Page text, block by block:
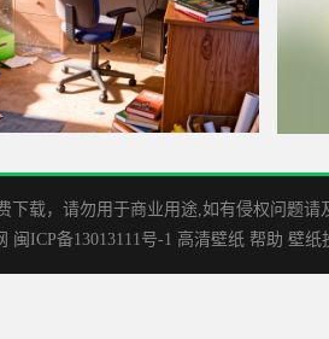
下载，请勿用于商业用途,如有侵权问题
闽ICP备13013111号-1 高清壁纸 帮助 壁纸